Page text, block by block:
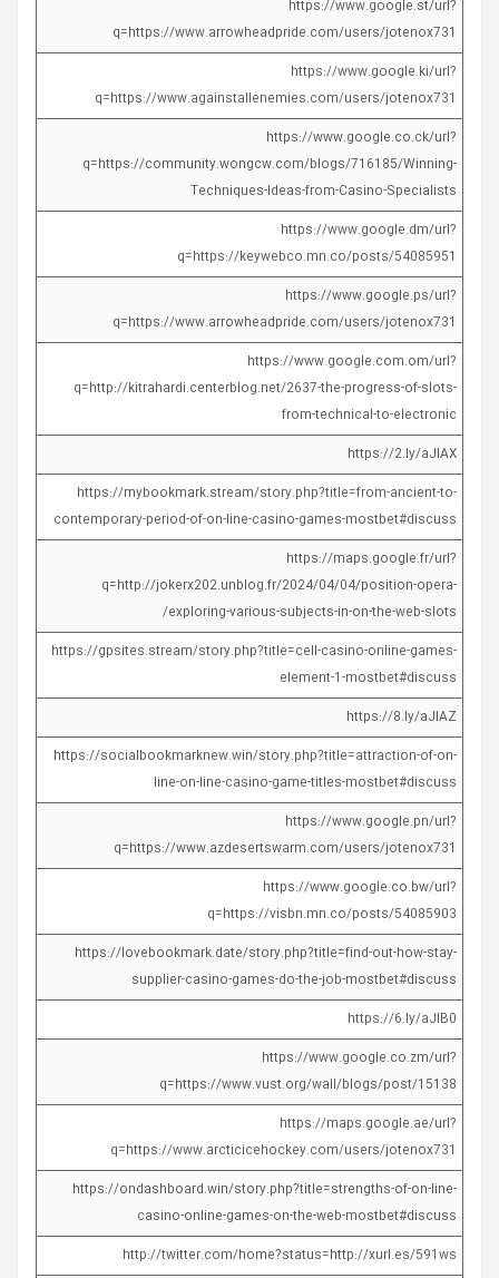
https://www.google.st/url?
q=https://www.arrowheadpride.com/users/jotenox731
https://www.google.ki/url?
q=https://www.againstallenemies.com/users/jotenox731
https://www.google.co.ck/url?
q=https://community.wongcw.com/blogs/716185/Winning-
Techniques-Ideas-from-Casino-Specialists
https://www.google.dm/url?
q=https://keywebco.mn.co/posts/54085951
https://www.google.ps/url?
q=https://www.arrowheadpride.com/users/jotenox731
https://www.google.com.om/url?
q=http://kitrahardi.centerblog.net/2637-the-progress-of-slots-
from-technical-to-electronic
https://2.ly/aJlAX
https://mybookmark.stream/story.php?title=from-ancient-to-
contemporary-period-of-on-line-casino-games-mostbet#discuss
https://maps.google.fr/url?
q=http://jokerx202.unblog.fr/2024/04/04/position-opera-
exploring-various-subjects-in-on-the-web-slots/
https://gpsites.stream/story.php?title=cell-casino-online-games-
element-1-mostbet#discuss
https://8.ly/aJlAZ
https://socialbookmarknew.win/story.php?title=attraction-of-on-
line-on-line-casino-game-titles-mostbet#discuss
https://www.google.pn/url?
q=https://www.azdesertswarm.com/users/jotenox731
https://www.google.co.bw/url?
q=https://visbn.mn.co/posts/54085903
https://lovebookmark.date/story.php?title=find-out-how-stay-
supplier-casino-games-do-the-job-mostbet#discuss
https://6.ly/aJlB0
https://www.google.co.zm/url?
q=https://www.vust.org/wall/blogs/post/15138
https://maps.google.ae/url?
q=https://www.arcticicehockey.com/users/jotenox731
https://ondashboard.win/story.php?title=strengths-of-on-line-
casino-online-games-on-the-web-mostbet#discuss
http://twitter.com/home?status=http://xurl.es/591ws